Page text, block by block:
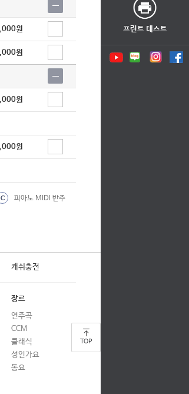
원
원
원
원
C 피아노 MIDI 반주
캐쉬충전
장르
연주곡
CCM
클래식
성인가요
동요
프린트 테스트
TOP